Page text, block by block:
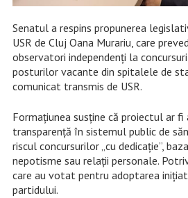
Senatul a respins propunerea
USR de Cluj Oana Murariu, care
observatori independenți la
posturilor vacante din spitalele de
comunicat transmis de USR.
Formațiunea susține că proiectul ar
transparență în sistemul public de
riscul concursurilor „cu dedicație”,
nepotisme sau relații personale.
care au votat pentru adoptarea
partidului.